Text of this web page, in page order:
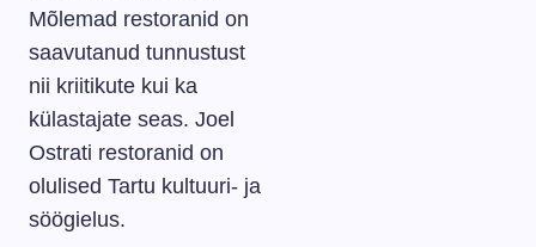
Mõlemad restoranid on
saavutanud tunnustust
nii kriitikute kui ka
külastajate seas. Joel
Ostrati restoranid on
olulised Tartu kultuuri- ja
söögielus.